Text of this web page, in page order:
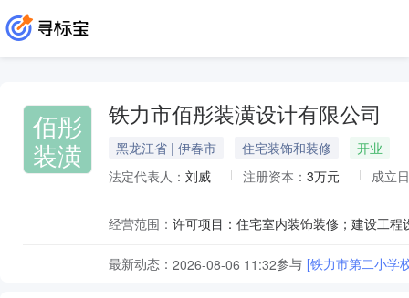
佰彤
装潢
铁力市佰彤装潢设计有限公司
黑龙江省 | 伊春市 住宅装饰和装修
开业
法定代表人： 刘威 注册资本： 3万元 成立
经营范围：
最新动态： 2026-08-06 11:32参与 [铁力市第二小学